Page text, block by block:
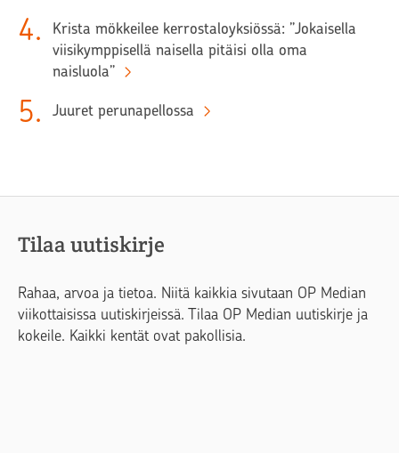
4.
Krista mökkeilee kerrostaloyksiössä: ”Jokaisella
viisikymppisellä naisella pitäisi olla oma
naisluola”
5. Juuret perunapellossa
Tilaa uutiskirje
Rahaa, arvoa ja tietoa. Niitä kaikkia sivutaan OP Median
viikottaisissa uutiskirjeissä. Tilaa OP Median uutiskirje ja
kokeile. Kaikki kentät ovat pakollisia.